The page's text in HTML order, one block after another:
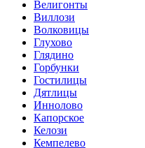
Велигонты
Виллози
Волковицы
Глухово
Глядино
Горбунки
Гостилицы
Дятлицы
Иннолово
Капорское
Келози
Кемпелево